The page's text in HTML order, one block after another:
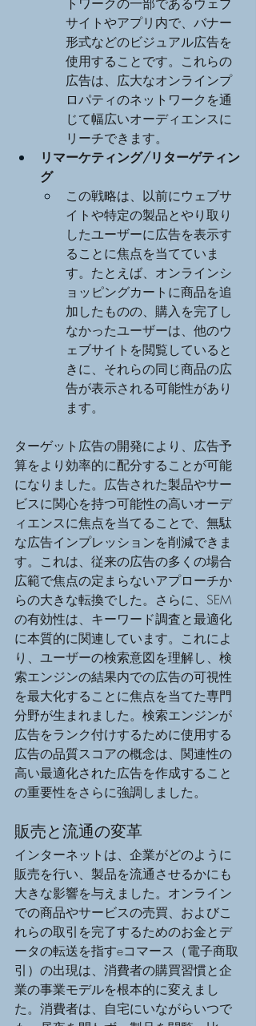
サイトやアプリ内で、バナー
形式などのビジュアル広告を
使用することです。これらの
広告は、広大なオンラインプ
ロパティのネットワークを通
じて幅広いオーディエンスに
リーチできます。
リマーケティング/リターゲティン
グ
この戦略は、以前にウェブサ
イトや特定の製品とやり取り
したユーザーに広告を表示す
ることに焦点を当てていま
す。たとえば、オンラインシ
ョッピングカートに商品を追
加したものの、購入を完了し
なかったユーザーは、他のウ
ェブサイトを閲覧していると
きに、それらの同じ商品の広
告が表示される可能性があり
ます。
ターゲット広告の開発により、広告予
算をより効率的に配分することが可能
になりました。広告された製品やサー
ビスに関心を持つ可能性の高いオーデ
ィエンスに焦点を当てることで、無駄
な広告インプレッションを削減できま
す。これは、従来の広告の多くの場合
広範で焦点の定まらないアプローチか
らの大きな転換でした。さらに、SEM
の有効性は、キーワード調査と最適化
に本質的に関連しています。これによ
り、ユーザーの検索意図を理解し、検
索エンジンの結果内での広告の可視性
を最大化することに焦点を当てた専門
分野が生まれました。検索エンジンが
広告をランク付けするために使用する
広告の品質スコアの概念は、関連性の
高い最適化された広告を作成すること
の重要性をさらに強調しました。
販売と流通の変革
インターネットは、企業がどのように
販売を行い、製品を流通させるかにも
大きな影響を与えました。オンライン
での商品やサービスの売買、およびこ
れらの取引を完了するためのお金とデ
ータの転送を指すeコマース（電子商取
引）の出現は、消費者の購買習慣と企
業の事業モデルを根本的に変えまし
た。消費者は、自宅にいながらいつで